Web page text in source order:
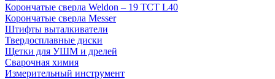
Корончатые сверла Weldon – 19 TCT L40
Корончатые сверла Messer
Штифты выталкиватели
Твердосплавные диски
Щетки для УШМ и дрелей
Сварочная химия
Измерительный инструмент